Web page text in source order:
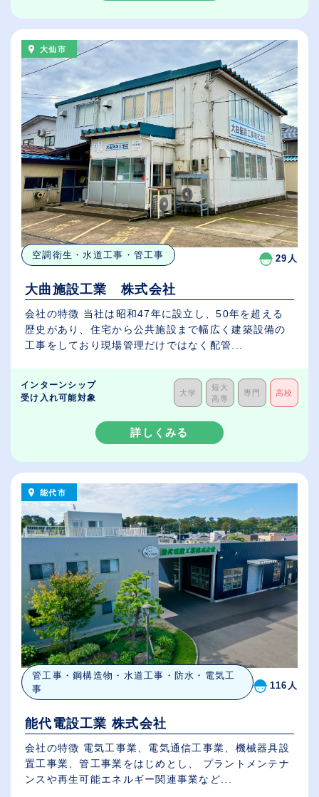
大仙市
空調衛生・水道工事・管工事 29人
大曲施設工業 株式会社
会社の特徴 当社は昭和47年に設立し、50年を超える
歴史があり、住宅から公共施設まで幅広く建築設備の
工事をしており現場管理だけではなく配管...
インターンシップ
受け入れ可能対象
大学
短大
高専
専門 高校
詳しくみる
能代市
管工事・鋼構造物・水道工事・防水・電気工
事
116人
能代電設工業 株式会社
会社の特徴 電気工事業、電気通信工事業、機械器具設
置工事業、管工事業をはじめとし、 プラントメンテナ
ンスや再生可能エネルギー関連事業など...